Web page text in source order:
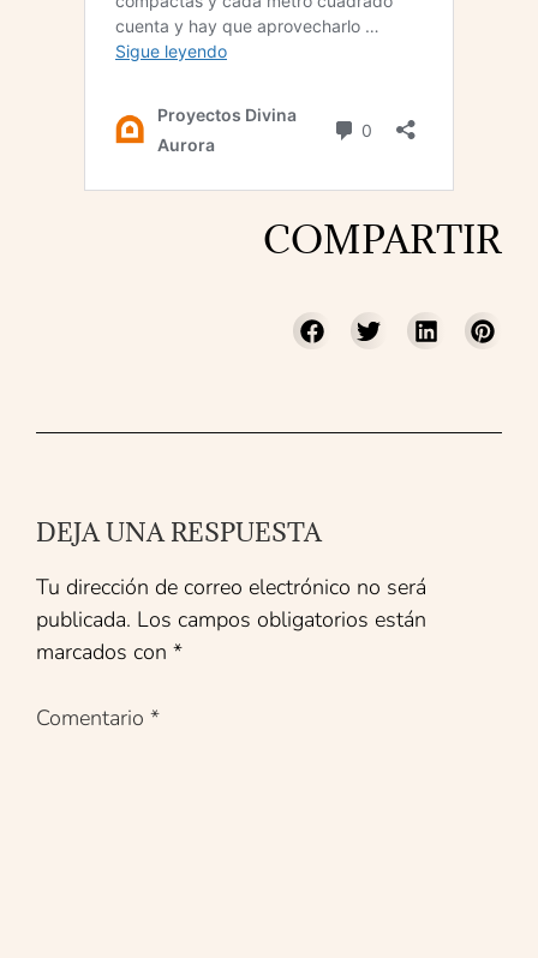
COMPARTIR
DEJA UNA RESPUESTA
Tu dirección de correo electrónico no será
publicada. Los campos obligatorios están
marcados con *
Comentario *